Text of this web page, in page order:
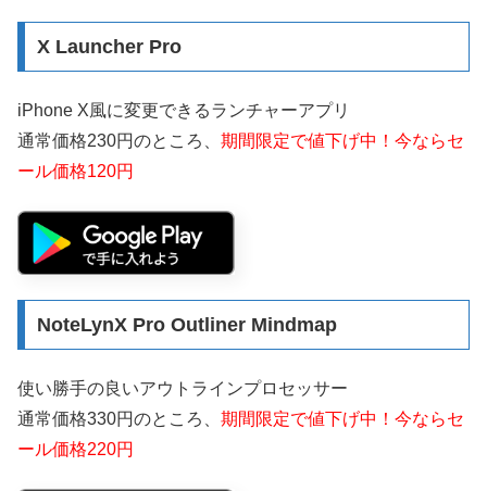
X Launcher Pro
iPhone X風に変更できるランチャーアプリ
通常価格230円のところ、 期間限定で値下げ中！今ならセ
ール価格120円
NoteLynX Pro Outliner Mindmap
使い勝手の良いアウトラインプロセッサー
通常価格330円のところ、 期間限定で値下げ中！今ならセ
ール価格220円